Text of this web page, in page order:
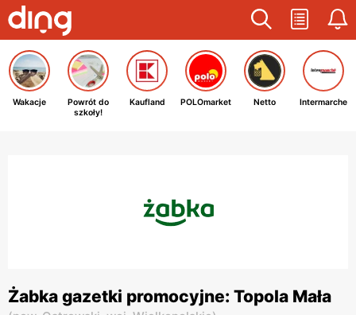
Wakacje
Powrót do
szkoły!
Kaufland POLOmarket Netto Intermarche
Żabka gazetki promocyjne: Topola Mała